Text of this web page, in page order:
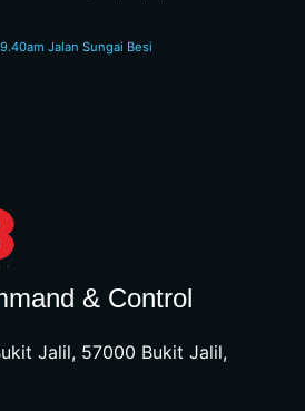
Jalan Sungai Besi
& Control
Jalil, 57000 Bukit Jalil,